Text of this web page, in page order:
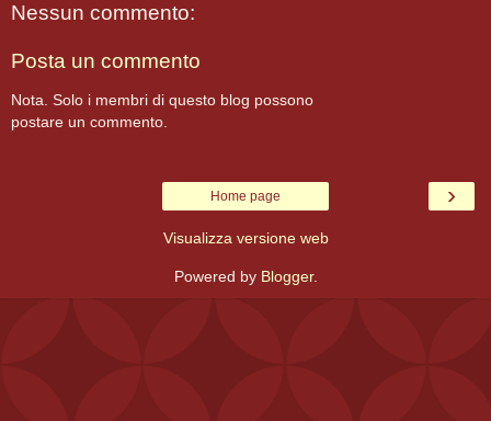
Nessun commento:
Posta un commento
Nota. Solo i membri di questo blog possono
postare un commento.
›
Home page
Visualizza versione web
Powered by Blogger.